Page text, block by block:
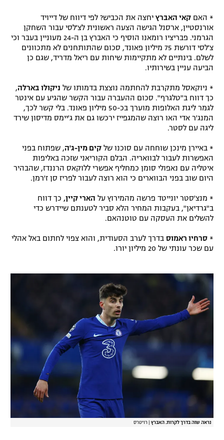
* האם קאי האברץ יחצה את הכביש? לפי דיווח של דייויד
אורנסטיין, ארסנל הגישה הצעה ראשונית לצ'לסי עבור השחקן
הגרמני. פבריציו רומאנו הוסיף כי האברץ בן ה-24 מעוניין בעבר וכי
צ'לסי דורשת 75 מיליון פאונד, סכום שהתותחנים לא מתכוונים
לשלם. בינתיים לא מתקיימות שיחות עם ריאל מדריד, שגם כן
הביעה עניין בשירותיו.
* ניוקאסל מתקרבת להחתמה נוצצת בדמותו של ניקולו בארלה,
כך דווח ב"טלגרף". סכום ההעברה עבור הקשר שהגיע עם אינטר
לגמר ליגת האלופות מוערך בכ-50 מיליון פאונד. בלי קשר לכך,
המנג'ר אדי האו רוצה שהמגפייז ירכשו גם את ג'יימס מדיסון שירד
ליגה עם לסטר.
* באיירן מינכן שוחחה עם סוכנו של קים מין-ג'ה, שפתוח בפני
האפשרות לעבור לבוואריה. הבלם הקוריאני שזכה באליפות
איטליה עם נאפולי סומן כמחליף אפשרי ללוקאס הרננדז, שהבהיר
היום שוב בפני הבווארים כי הוא רוצה לעבור לפריז סן ז'רמן.
* מנצ'סטר יונייטד פרשה מהמירוץ על הארי קיין, כך דווח
ב"גרדיאן", בעקבות המחיר הלא סביר לטענתם שיידרש כדי
להשלים את העסקה עם טוטנהאם.
* סרחיו ראמוס בדרך לערב הסעודית, והוא צפוי לחתום באל אהלי
עם שכר עונתי של 20 מיליון יורו.
נראה שזה בדרך לקרות. האברץ רויטרס